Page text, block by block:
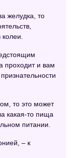
желудка, то
проходит и вам
то это может
какая-то пища
питании.
– к